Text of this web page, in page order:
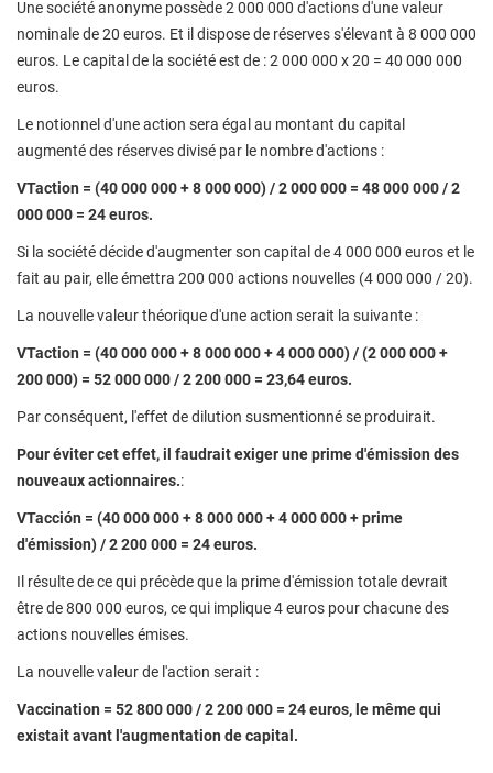
Une société anonyme possède 2 000 000 d'actions d'une valeur
nominale de 20 euros. Et il dispose de réserves s'élevant à 8 000 000
euros. Le capital de la société est de : 2 000 000 x 20 = 40 000 000
euros.
Le notionnel d'une action sera égal au montant du capital
augmenté des réserves divisé par le nombre d'actions :
VTaction = (40 000 000 + 8 000 000) / 2 000 000 = 48 000 000 / 2
000 000 = 24 euros.
Si la société décide d'augmenter son capital de 4 000 000 euros et le
fait au pair, elle émettra 200 000 actions nouvelles (4 000 000 / 20).
La nouvelle valeur théorique d'une action serait la suivante :
VTaction = (40 000 000 + 8 000 000 + 4 000 000) / (2 000 000 +
200 000) = 52 000 000 / 2 200 000 = 23,64 euros.
Par conséquent, l'effet de dilution susmentionné se produirait.
Pour éviter cet effet, il faudrait exiger une prime d'émission des
nouveaux actionnaires.:
VTacción = (40 000 000 + 8 000 000 + 4 000 000 + prime
d'émission) / 2 200 000 = 24 euros.
Il résulte de ce qui précède que la prime d'émission totale devrait
être de 800 000 euros, ce qui implique 4 euros pour chacune des
actions nouvelles émises.
La nouvelle valeur de l'action serait :
Vaccination = 52 800 000 / 2 200 000 = 24 euros, le même qui
existait avant l'augmentation de capital.